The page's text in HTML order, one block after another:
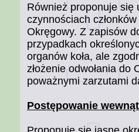
Również proponuje się
czynnościach
Okręgowy. Z zapisów
przypadkach
organów koła, ale
złożenie odwołania do
poważnymi zarzutami
Postępowanie